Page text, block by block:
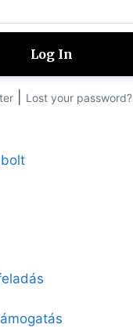
Lost your password?